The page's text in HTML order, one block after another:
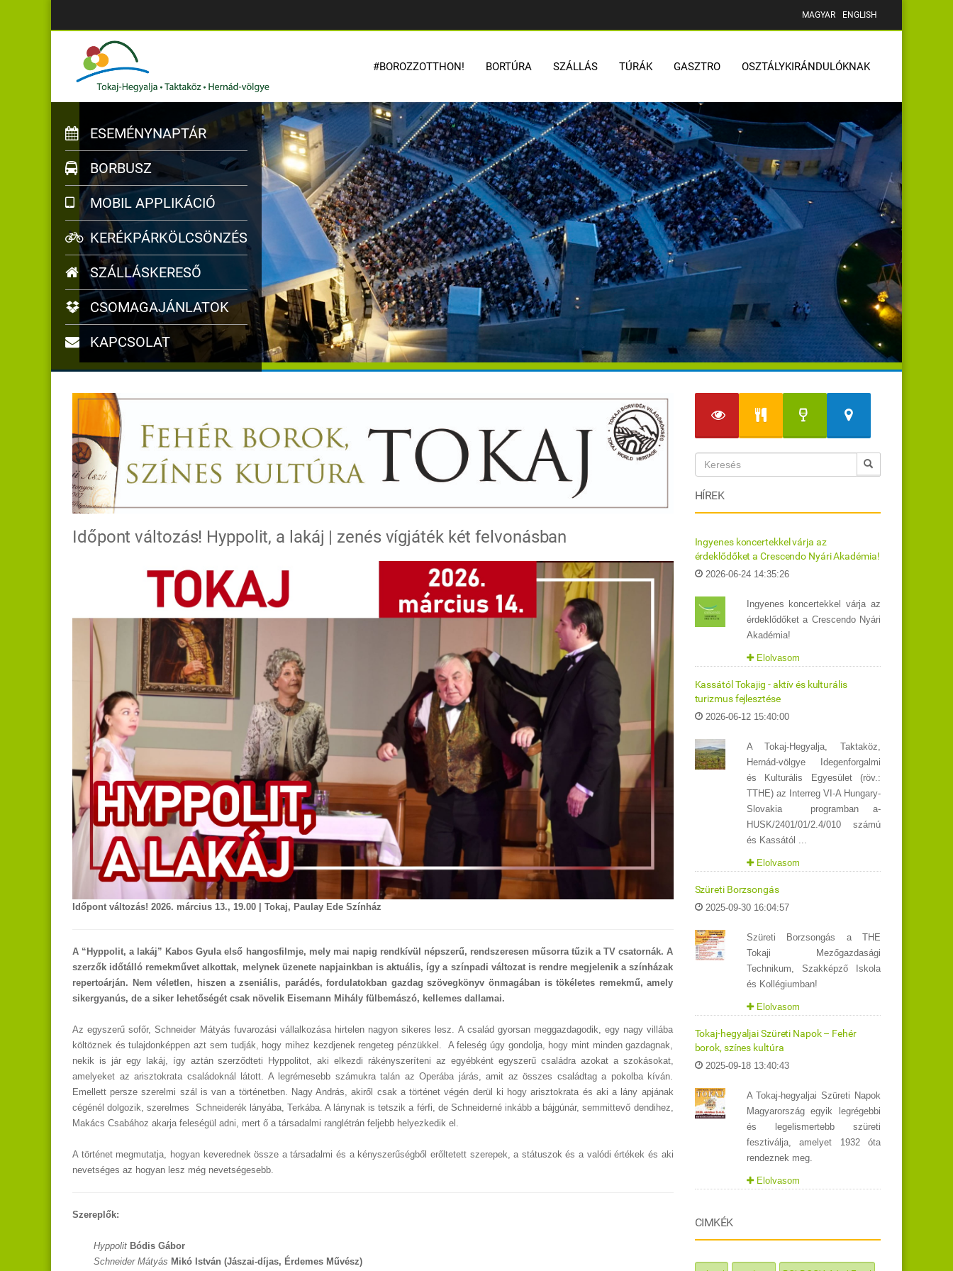
MAGYAR ENGLISH
#BOROZZOTTHON! BORTÚRA SZÁLLÁS TÚRÁK GASZTRO OSZTÁLYKIRÁNDULÓKNAK
ESEMÉNYNAPTÁR
BORBUSZ
MOBIL APPLIKÁCIÓ
KERÉKPÁRKÖLCSÖNZÉS
SZÁLLÁSKERESŐ
CSOMAGAJÁNLATOK
KAPCSOLAT
Időpont változás! Hyppolit, a lakáj | zenés vígjáték két felvonásban
Időpont változás! 2026. március 13., 19.00 | Tokaj, Paulay Ede Színház
A “Hyppolit, a lakáj” Kabos Gyula első hangosfilmje, mely mai napig rendkívül népszerű, rendszeresen műsorra tűzik a TV csatornák. A
szerzők időtálló remekművet alkottak, melynek üzenete napjainkban is aktuális, így a színpadi változat is rendre megjelenik a színházak
repertoárján. Nem véletlen, hiszen a zseniális, parádés, fordulatokban gazdag szövegkönyv önmagában is tökéletes remekmű, amely
sikergyanús, de a siker lehetőségét csak növelik Eisemann Mihály fülbemászó, kellemes dallamai.
Az egyszerű sofőr, Schneider Mátyás fuvarozási vállalkozása hirtelen nagyon sikeres lesz. A család gyorsan meggazdagodik, egy nagy villába
költöznek és tulajdonképpen azt sem tudják, hogy mihez kezdjenek rengeteg pénzükkel. A feleség úgy gondolja, hogy mint minden gazdagnak,
nekik is jár egy lakáj, így aztán szerződteti Hyppolitot, aki elkezdi rákényszeríteni az egyébként egyszerű családra azokat a szokásokat,
amelyeket az arisztokrata családoknál látott. A legrémesebb számukra talán az Operába járás, amit az összes családtag a pokolba kíván.
Emellett persze szerelmi szál is van a történetben. Nagy András, akiről csak a történet végén derül ki hogy arisztokrata és aki a lány apjának
cégénél dolgozik, szerelmes Schneiderék lányába, Terkába. A lánynak is tetszik a férfi, de Schneiderné inkább a bájgúnár, semmittevő dendihez,
Makács Csabához akarja feleségül adni, mert ő a társadalmi ranglétrán feljebb helyezkedik el.
A történet megmutatja, hogyan keverednek össze a társadalmi és a kényszerűségből erőltetett szerepek, a státuszok és a valódi értékek és aki
nevetséges az hogyan lesz még nevetségesebb.
Szereplők:
Hyppolit Bódis Gábor
Schneider Mátyás Mikó István (Jászai-díjas, Érdemes Művész)
HÍREK
Ingyenes koncertekkel várja az
érdeklődőket a Crescendo Nyári Akadémia!
2026-06-24 14:35:26
Ingyenes koncertekkel várja az
érdeklődőket a Crescendo Nyári
Akadémia!
Elolvasom
Kassától Tokajig - aktív és kulturális
turizmus fejlesztése
2026-06-12 15:40:00
A Tokaj-Hegyalja, Taktaköz,
Hernád-völgye Idegenforgalmi
és Kulturális Egyesület (röv.:
TTHE) az Interreg VI-A Hungary-
Slovakia programban a-
HUSK/2401/01/2.4/010 számú
és Kassától ...
Elolvasom
Szüreti Borzsongás
2025-09-30 16:04:57
Szüreti Borzsongás a THE
Tokaji Mezőgazdasági
Technikum, Szakképző Iskola
és Kollégiumban!
Elolvasom
Tokaj-hegyaljai Szüreti Napok – Fehér
borok, színes kultúra
2025-09-18 13:40:43
A Tokaj-hegyaljai Szüreti Napok
Magyarország egyik legrégebbi
és legelismertebb szüreti
fesztiválja, amelyet 1932 óta
rendeznek meg.
Elolvasom
CIMKÉK